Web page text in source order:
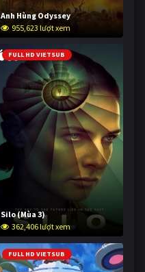
Anh Hùng Odyssey
955,623 lượt xem
FULL HD VIETSUB
Silo (Mùa 3)
362,406 lượt xem
FULL HD VIETSUB